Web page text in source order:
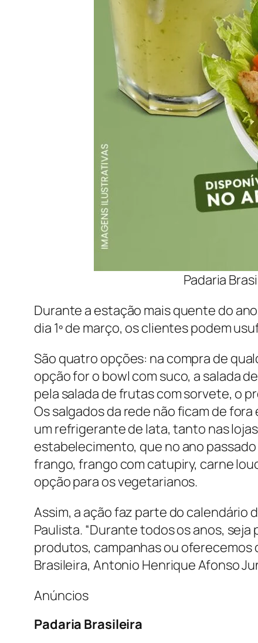
Padaria
Durante a estação mais quente do
dia 1º de março, os clientes podem
São quatro opções: na compra de
opção for o bowl com suco, a salada
pela salada de frutas com sorvete, o
Os salgados da rede não ficam de
um refrigerante de lata, tanto nas
estabelecimento, que no ano
frango, frango com catupiry, carne
opção para os vegetarianos.
Assim, a ação faz parte do calendário
Paulista. “Durante todos os anos,
produtos, campanhas ou oferecemos
Brasileira, Antonio Henrique Afonso
Anúncios
Padaria Brasileira